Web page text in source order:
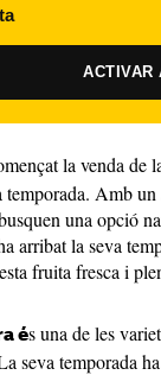
ACTIVAR
la venda de
temporada. Amb
una opció
arribat la seva
fruita fresca i
és una de les
seva temporada